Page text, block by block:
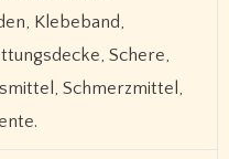
Klebeband,
Schere,
Schmerzmittel,